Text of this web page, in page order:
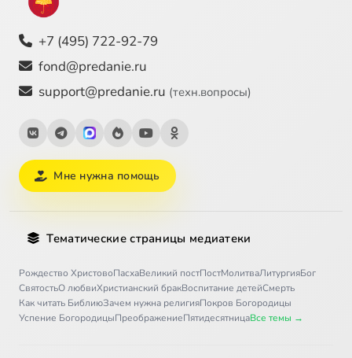
+7 (495) 722-92-79
fond@predanie.ru
support@predanie.ru (техн.вопросы)
Мне нужна помощь
Тематические страницы медиатеки
Рождество ХристовоПасхаВеликий постПостМолитваЛитургияБог
СвятостьО любвиХристианский бракВоспитание детейСмерть
Как читать БиблиюЗачем нужна религияПокров Богородицы
Успение БогородицыПреображениеПятидесятницаВсе темы →